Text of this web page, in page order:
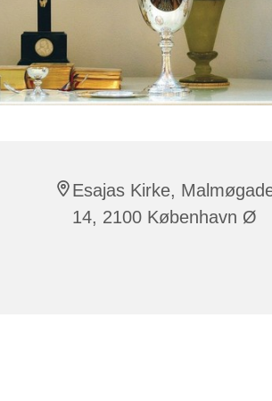
Esajas Kirke,
14, 2100 København Ø